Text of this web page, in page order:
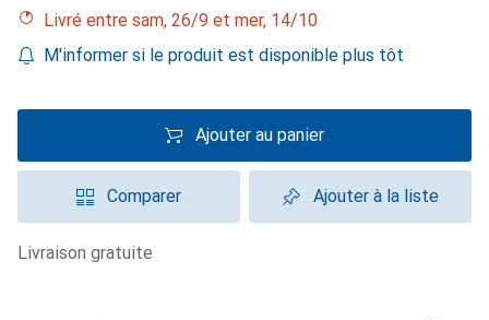
Livré entre sam, 26/9 et mer, 14/10
M'informer si le produit est disponible plus tôt
Ajouter au panier
Comparer Ajouter à la liste
livraison gratuite